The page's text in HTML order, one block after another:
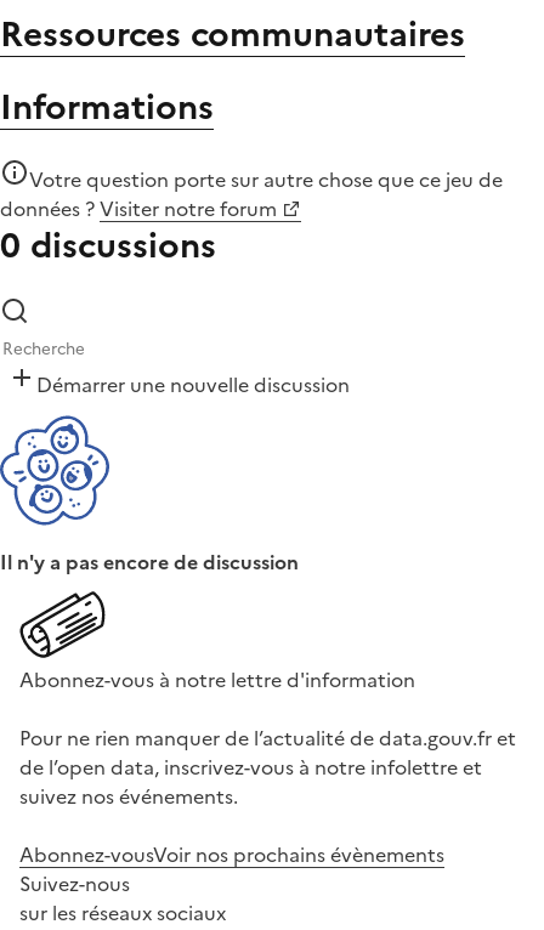
Ressources communautaires
Informations
Votre question porte sur autre chose quece jeu de
données ?Visiter notre forum
0 discussions
Démarrer une nouvelle discussion
Il n'y a pas encore de discussion
Abonnez-vous à notre lettre d'information
Pour ne rien manquer de l’actualité de data.gouv.fr et
de l’open data, inscrivez-vous à notre infolettre et
suivez nos événements.
Abonnez-vousVoir nos prochains évènements
Suivez-nous
sur les réseaux sociaux